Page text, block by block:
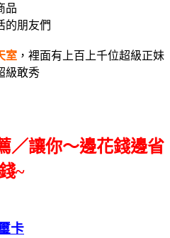
品
的朋友們
室 ，裡面有上百上千位超級正妹
級敢秀
／讓你～邊花錢邊省
~
卡